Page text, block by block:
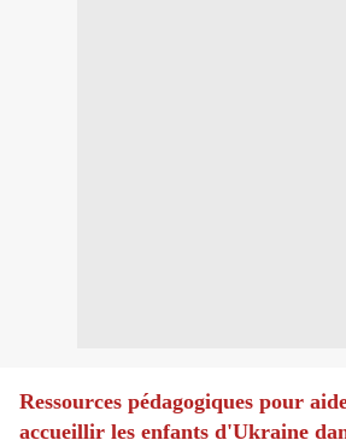
Ressources pédagogiques pour
accueillir les enfants d'Ukraine